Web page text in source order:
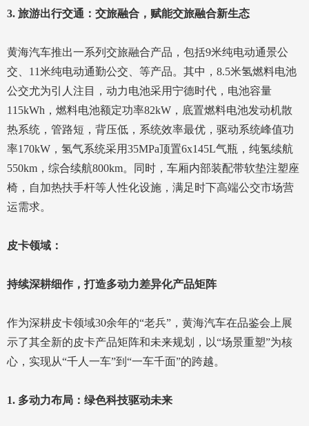
3. 旅游出行交通：交旅融合，赋能交旅融合新生态
黄海汽车推出一系列交旅融合产品，包括9米纯电动通景公
交、11米纯电动通勤公交、等产品。其中，8.5米氢燃料电池
公交尤为引人注目，动力电池采用宁德时代，电池容量
115kWh，燃料电池额定功率82kW，底置燃料电池发动机散
热系统，管路短，背压低，系统效率最优，驱动系统峰值功
率170kW，氢气系统采用35MPa顶置6x145L气瓶，纯氢续航
550km，综合续航800km。同时，车厢内部装配带软垫注塑座
椅，自加热扶手杆等人性化设施，满足时下高端公交市场营
运需求。
皮卡领域：
持续深耕细作，打造多动力差异化产品矩阵
作为深耕皮卡领域30余年的“老兵”，黄海汽车在品鉴会上展
示了其全新的皮卡产品矩阵和未来规划，以“场景重塑”为核
心，实现从“千人一车”到“一车千面”的跨越。
1. 多动力布局：绿色科技驱动未来